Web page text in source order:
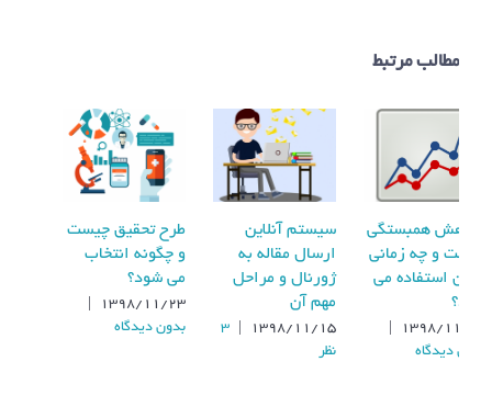
مطالب مرتبط
طرح تحقیق چیست
و چگونه انتخاب
می شود؟
۱۳۹۸/۱۱/۲۳
بدون ديدگاه
سیستم آنلاین
ارسال مقاله به
ژورنال و مراحل
مهم آن
۱۳۹۸/۱۱/۱۵
3
نظر
پژوهش همبستگی
چیست و چه زمانی
از آن استفاده می
شود؟
۱۳۹۸/۱۱/۰۸
بدون ديدگاه